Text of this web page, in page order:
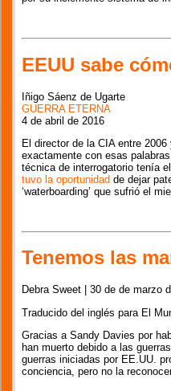
EEUU sabe
Iñigo Sáenz de Ugarte
GUERRA ETERNA
4 de abril de 2016
El director de la CIA entre
exactamente con esas
técnica de interrogatorio tenía
tuvo la oportunidad de dejar
‘waterboarding’ que sufrió el
Tenemos las
Debra Sweet | 30 de de marzo
Traducido del inglés para El
Gracias a Sandy Davies por
han muerto debido a las
guerras iniciadas por EE.UU.
conciencia, pero no la